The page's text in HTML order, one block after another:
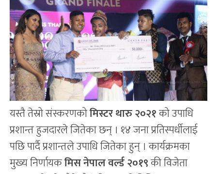
यस्तै तेस्रो संस्करणकोमिस्टर थारु २०२१को उपाधि
प्रशान्त हुजदारले जितेका छन् । १४ जना प्रतिस्पर्धीलाई
पछि पार्दै प्रशान्तले उपाधि जितेका हुन् । कार्यक्रमका
मुख्य निर्णायकमिस नेपाल वर्ल्ड २०१९की विजेता